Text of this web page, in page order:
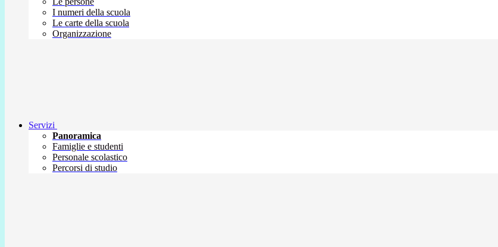
I numeri della scuola
Le carte della scuola
Organizzazione
Servizi
Panoramica
Famiglie e studenti
Personale scolastico
Percorsi di studio